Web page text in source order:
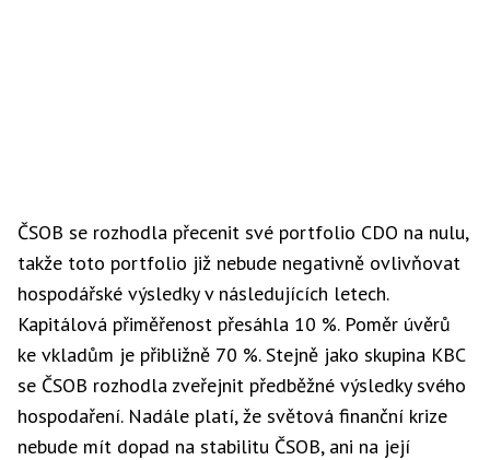
ČSOB se rozhodla přecenit své portfolio CDO na nulu,
takže toto portfolio již nebude negativně ovlivňovat
hospodářské výsledky v následujících letech.
Kapitálová přiměřenost přesáhla 10 %. Poměr úvěrů
ke vkladům je přibližně 70 %. Stejně jako skupina KBC
se ČSOB rozhodla zveřejnit předběžné výsledky svého
hospodaření. Nadále platí, že světová finanční krize
nebude mít dopad na stabilitu ČSOB, ani na její